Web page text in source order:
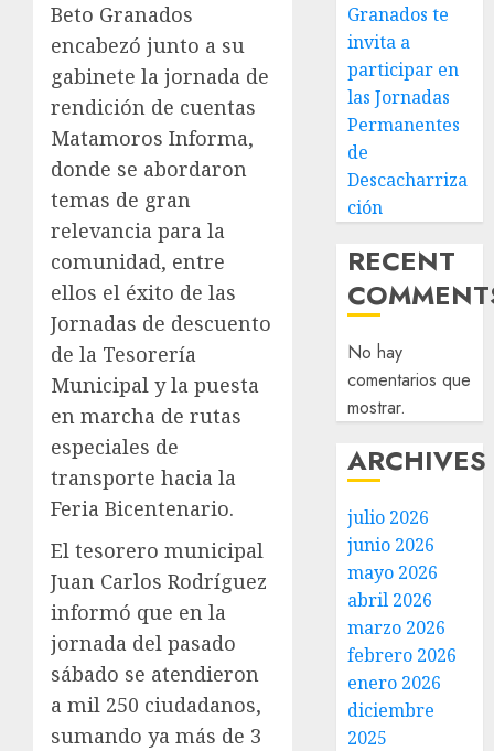
Beto Granados
encabezó junto a su
gabinete la jornada de
rendición de cuentas
Matamoros Informa,
donde se abordaron
temas de gran
relevancia para la
comunidad, entre
ellos el éxito de las
Jornadas de descuento
de la Tesorería
Municipal y la puesta
en marcha de rutas
especiales de
transporte hacia la
Feria Bicentenario.
El tesorero municipal
Juan Carlos Rodríguez
informó que en la
jornada del pasado
sábado se atendieron
a mil 250 ciudadanos,
sumando ya más de 3
Granados te
invita a
participar en
las Jornadas
Permanentes
de
Descacharriza
ción
RECENT
No hay
comentarios que
mostrar.
ARCHIVES
julio 2026
junio 2026
mayo 2026
abril 2026
marzo 2026
febrero 2026
enero 2026
diciembre
2025